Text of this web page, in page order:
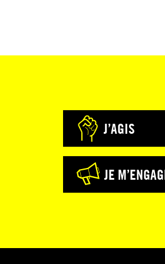
J’AGIS
JE